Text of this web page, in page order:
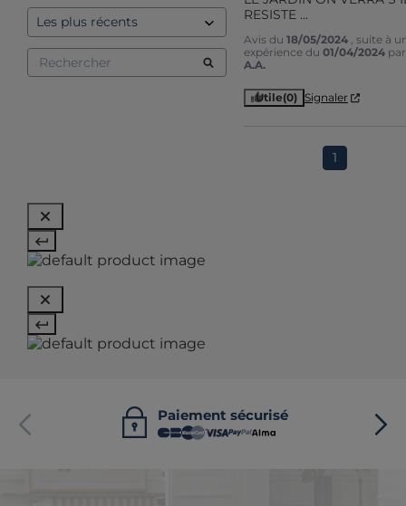
RESISTE ...
Avis du 18/05/2024 , suite à
expérience du 01/04/2024 par
A.A.
Utile(0) Signaler
1
Paiement sécurisé